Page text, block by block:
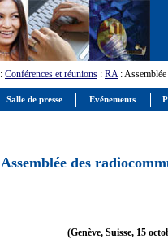
: Conférences et réunions : RA:
Assemblée des
(Genève, Suisse, 15
Salle de presse Evénements